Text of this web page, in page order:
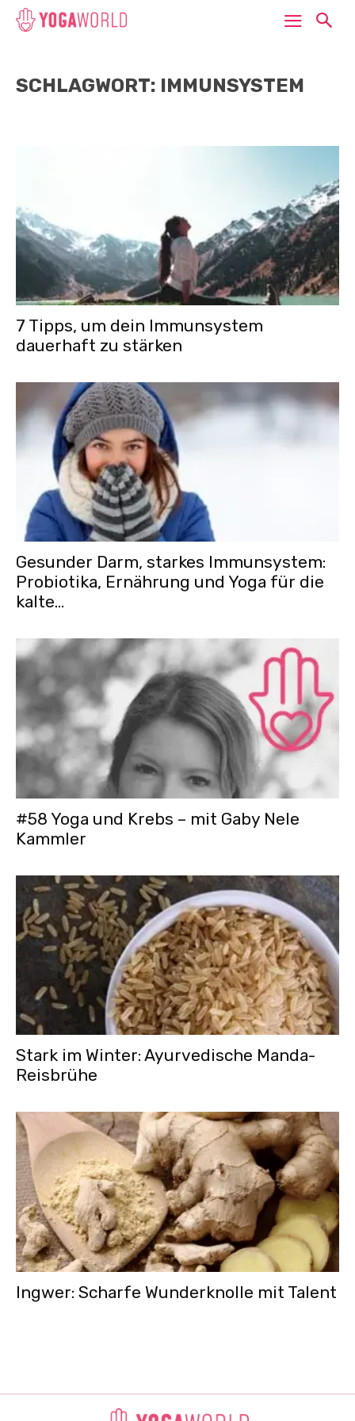
SCHLAGWORT: IMMUNSYSTEM
7 Tipps, um dein Immunsystem
dauerhaft zu stärken
Gesunder Darm, starkes Immunsystem:
Probiotika, Ernährung und Yoga für die
kalte...
#58 Yoga und Krebs – mit Gaby Nele
Kammler
Stark im Winter: Ayurvedische Manda-
Reisbrühe
Ingwer: Scharfe Wunderknolle mit Talent